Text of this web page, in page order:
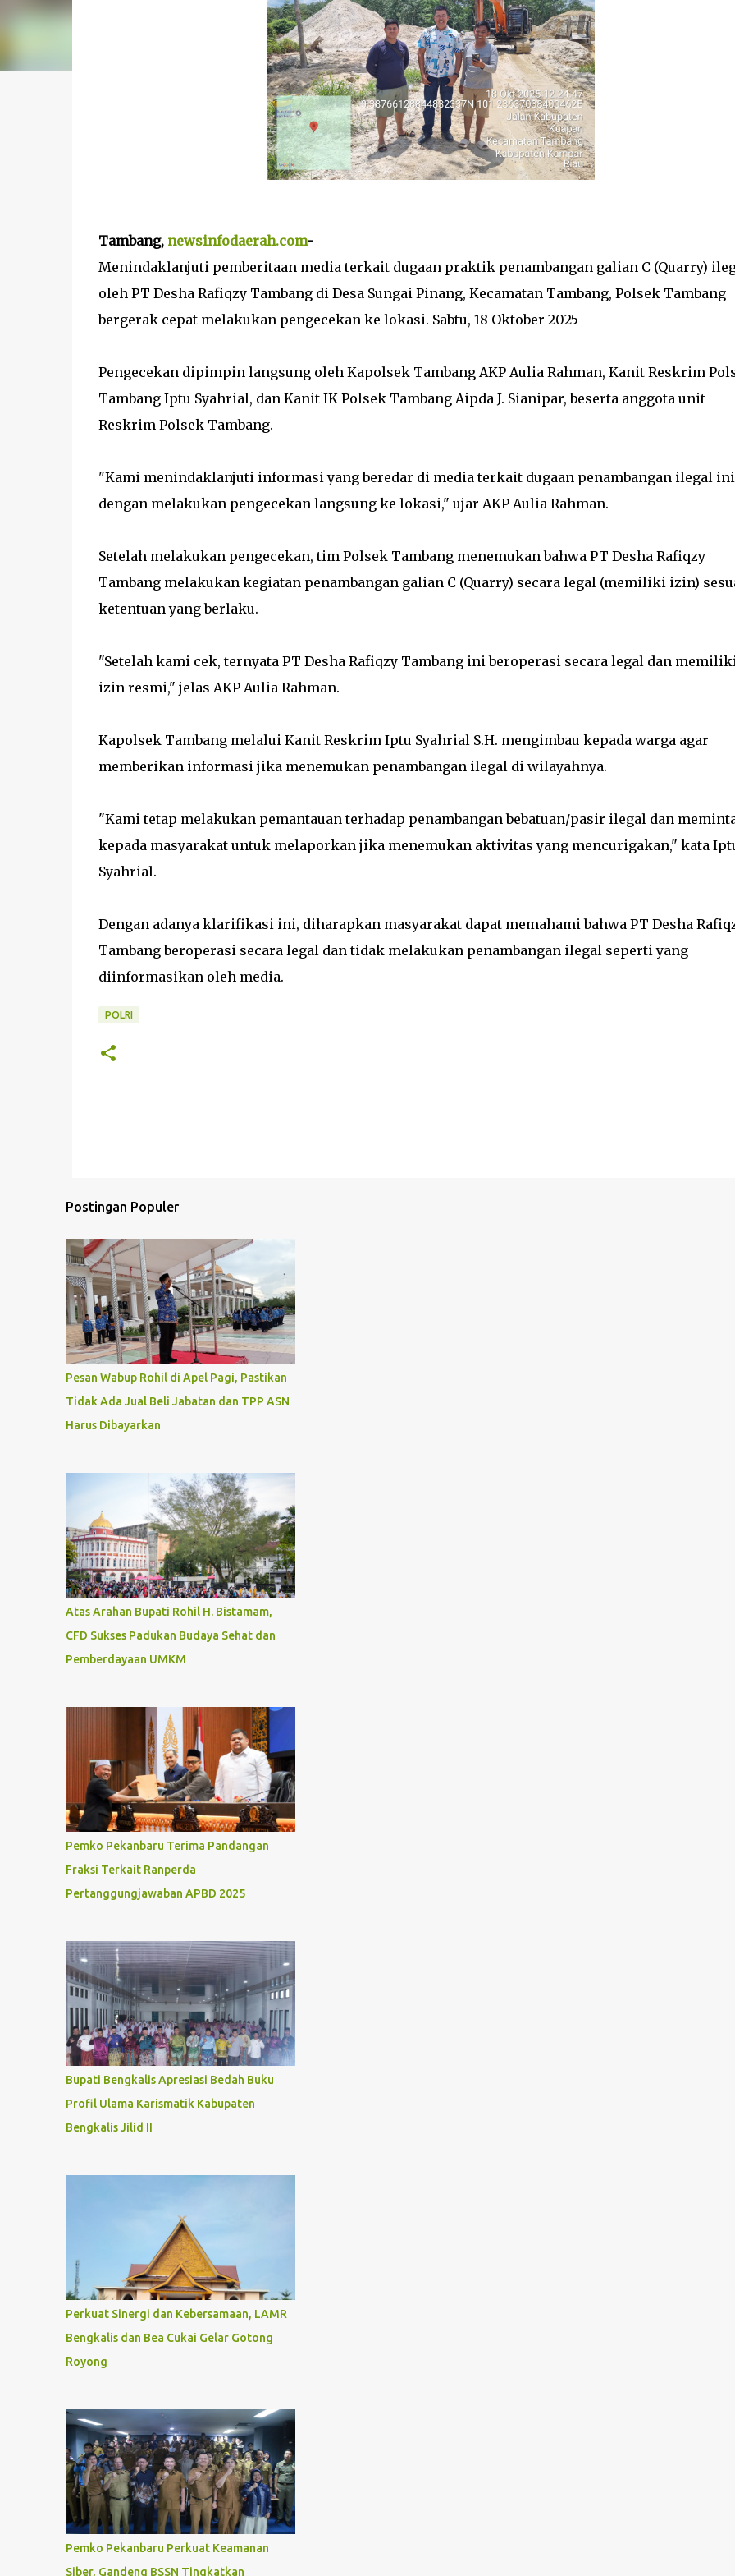
Tambang, newsinfodaerah.com-
Menindaklanjuti pemberitaan media terkait dugaan praktik penambangan galian C (Quarry)
oleh PT Desha Rafiqzy Tambang di Desa Sungai Pinang, Kecamatan Tambang, Polsek Tambang
bergerak cepat melakukan pengecekan ke lokasi. Sabtu, 18 Oktober 2025
Pengecekan dipimpin langsung oleh Kapolsek Tambang AKP Aulia Rahman, Kanit Reskrim
Tambang Iptu Syahrial, dan Kanit IK Polsek Tambang Aipda J. Sianipar, beserta anggota unit
Reskrim Polsek Tambang.
"Kami menindaklanjuti informasi yang beredar di media terkait dugaan penambangan ilegal ini
dengan melakukan pengecekan langsung ke lokasi," ujar AKP Aulia Rahman.
Setelah melakukan pengecekan, tim Polsek Tambang menemukan bahwa PT Desha Rafiqzy
Tambang melakukan kegiatan penambangan galian C (Quarry) secara legal (memiliki izin)
ketentuan yang berlaku.
"Setelah kami cek, ternyata PT Desha Rafiqzy Tambang ini beroperasi secara legal dan
izin resmi," jelas AKP Aulia Rahman.
Kapolsek Tambang melalui Kanit Reskrim Iptu Syahrial S.H. mengimbau kepada warga agar
memberikan informasi jika menemukan penambangan ilegal di wilayahnya.
"Kami tetap melakukan pemantauan terhadap penambangan bebatuan/pasir ilegal dan
kepada masyarakat untuk melaporkan jika menemukan aktivitas yang mencurigakan," kata
Syahrial.
Dengan adanya klarifikasi ini, diharapkan masyarakat dapat memahami bahwa PT Desha
Tambang beroperasi secara legal dan tidak melakukan penambangan ilegal seperti yang
diinformasikan oleh media.
POLRI
Postingan Populer
Pesan Wabup Rohil di Apel Pagi, Pastikan
Tidak Ada Jual Beli Jabatan dan TPP ASN
Harus Dibayarkan
Atas Arahan Bupati Rohil H. Bistamam,
CFD Sukses Padukan Budaya Sehat dan
Pemberdayaan UMKM
Pemko Pekanbaru Terima Pandangan
Fraksi Terkait Ranperda
Pertanggungjawaban APBD 2025
Bupati Bengkalis Apresiasi Bedah Buku
Profil Ulama Karismatik Kabupaten
Bengkalis Jilid II
Perkuat Sinergi dan Kebersamaan, LAMR
Bengkalis dan Bea Cukai Gelar Gotong
Royong
Pemko Pekanbaru Perkuat Keamanan
Siber, Gandeng BSSN Tingkatkan